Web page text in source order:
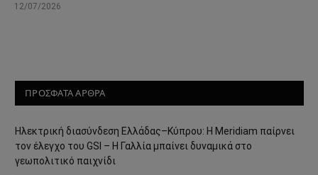
12/07/2026
ΠΡΟΣΦΑΤΑ ΑΡΘΡΑ
Ηλεκτρική διασύνδεση Ελλάδας–Κύπρου: Η Meridiam παίρνει
τον έλεγχο του GSI – Η Γαλλία μπαίνει δυναμικά στο
γεωπολιτικό παιχνίδι